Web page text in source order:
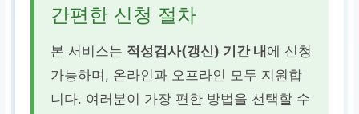
간편한 신청 절차
본 서비스는 적성검사(갱신) 기간 내 에 신청
가능하며, 온라인과 오프라인 모두 지원합
니다. 여러분이 가장 편한 방법을 선택할 수